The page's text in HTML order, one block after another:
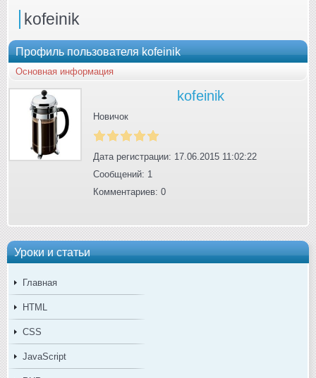
Уроки и статьи
Главная
HTML
CSS
JavaScript
kofeinik
Профиль пользователя kofeinik
Основная информация
kofeinik
Новичок
Дата регистрации: 17.06.2015 11:02:22
Сообщений: 1
Комментариев: 0